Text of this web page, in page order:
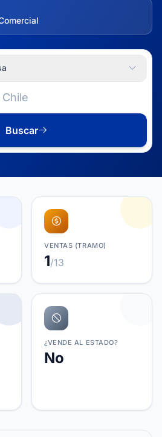
Buscar
VENTAS (TRAMO)
1/13
¿VENDE AL ESTADO?
No